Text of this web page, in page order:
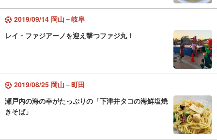
2019/09/14 岡山－岐阜
レイ・ファジアーノを迎え撃つファジ丸！
2019/08/25 岡山－町田
瀬戸内の海の幸がたっぷりの「下津井タコの海鮮塩焼
きそば」